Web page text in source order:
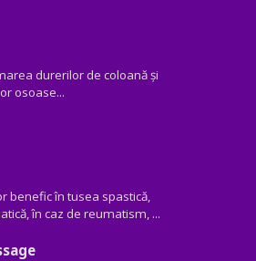
durerilor de coloană și
osoase...
benefic în tusea spastică,
în caz de reumatism, ...